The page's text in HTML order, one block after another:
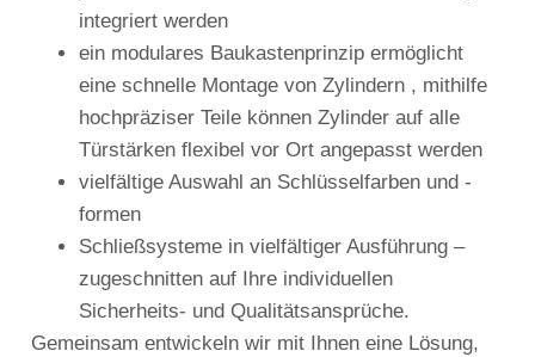
integriert werden
ein modulares Baukastenprinzip ermöglicht
eine schnelle Montage von Zylindern , mithilfe
hochpräziser Teile können Zylinder auf alle
Türstärken flexibel vor Ort angepasst werden
vielfältige Auswahl an Schlüsselfarben und -
formen
Schließsysteme in vielfältiger Ausführung –
zugeschnitten auf Ihre individuellen
Sicherheits- und Qualitätsansprüche.
Gemeinsam entwickeln wir mit Ihnen eine Lösung,